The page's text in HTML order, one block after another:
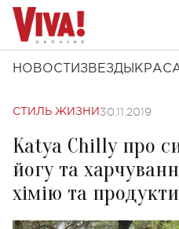
НОВОСТИ ЗВЕЗДЫ
СТИЛЬ ЖИЗНИ 30.11.2019
Katya Chilly про
йогу та
хімію та